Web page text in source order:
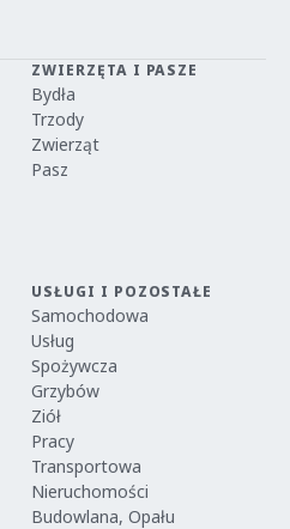
ZWIERZĘTA I PASZE
Bydła
Trzody
Zwierząt
Pasz
USŁUGI I POZOSTAŁE
Samochodowa
Usług
Spożywcza
Grzybów
Ziół
Pracy
Transportowa
Nieruchomości
Budowlana, Opału